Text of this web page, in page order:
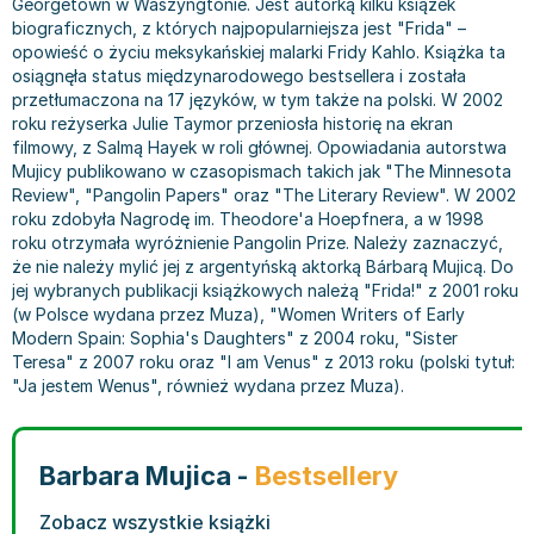
Bajki wiersze
Do kolorowania i naklejania
Kontrastowe obrazki
Kreatywne / Aktywizujące
Poznawanie świata
Podręczniki szkolne
Edukacja przedszkolna
Liceum, Technikum
Szkoła podstawowa
Szkoły wyższe
Szkoła zawodowa
Książki: finanse, księgowość, bankowość
Książki o gospodarce
Inne
Książki o marketingu
Książki o zarządzaniu
Historia - książki
Archeologia - książki
Historia Polski - książki
Historia świata - książki
II Wojna Światowa - książki
Książki militarne
Książki: Prawo
Inne
Książki: Prawo administracyjne
Książki: Prawo finansowe
Książki: Prawo karne
Książki: pamiętniki, dzienniki i listy
Wywiady, wspomnienia - książki
Komiksy
Komiksy dla dorosłych
Komiksy dla dzieci
Komiksy dla młodzieży
Komiksy obcojęzyczne
Fantastyka, horror - książki
Książki fantasy
Książki horrory
Science Fiction - książki
Książki kryminały
Książki z poezją, aforyzmami i dramaty
Książki dramaty
Tomiki poezji
Książki o sztuce
Liceum i technikum
Podręczniki do 1 klasy liceum i technikum
Podręczniki do 2 klasy liceum i technikum
Podręczniki do 3 klasy liceum i technikum
Podręczniki do klasy 4 liceum i technikum
Podręczniki do szkoły zawodowej
Podręczniki do 1 klasy szkoły zawodowej
Podręczniki do 2 klasy szkoły zawodowej
Podręczniki do 3 klasy szkoły zawodowej
Książki dla dzieci
Książki dla dzieci do 2 lat
Książki: bajki dla dzieci do 2 lat
Do kąpieli i zabawy
Kolorowanki i książki do naklejania do 2 lat
Obrazki kontrastowe dla niemowląt
Poznawanie świata dla dzieci do 2 lat - książki
Książki o sportowcach
Książki: Turystyka i podróże
Albumy krajoznawcze
Albumy krajoznawcze - Polska
Albumy krajoznawcze - Świat
Atlasy
Atlasy - Polska
Atlasy - świat
Globusy
Mapy
Mapy - Polska
Mapy - Świat
Przewodniki turystyczne
Przewodniki turystyczne - Polska
Książki: Zdrowie, rodzina, związki
Książki: Rodzina, związki
Julian Tuwim
Bracia Grimm
Stephen King
Tanya Valko
Lauren Kate
Jan Brzechwa
E. L. James
Virginia C. Andrews
Waldemar Łysiak
Monika Szwaja
Camilla Läckberg
Jan Kochanowski
Henning Mankell
Beata Pawlikowska
Diana Palmer
Bear Grylls
Georgetown w Waszyngtonie. Jest autorką kilku książek
biograficznych, z których najpopularniejsza jest "Frida" –
opowieść o życiu meksykańskiej malarki Fridy Kahlo. Książka ta
osiągnęła status międzynarodowego bestsellera i została
przetłumaczona na 17 języków, w tym także na polski. W 2002
roku reżyserka Julie Taymor przeniosła historię na ekran
filmowy, z Salmą Hayek w roli głównej. Opowiadania autorstwa
Mujicy publikowano w czasopismach takich jak "The Minnesota
Review", "Pangolin Papers" oraz "The Literary Review". W 2002
roku zdobyła Nagrodę im. Theodore'a Hoepfnera, a w 1998
roku otrzymała wyróżnienie Pangolin Prize. Należy zaznaczyć,
że nie należy mylić jej z argentyńską aktorką Bárbarą Mujicą. Do
jej wybranych publikacji książkowych należą "Frida!" z 2001 roku
(w Polsce wydana przez Muza), "Women Writers of Early
Modern Spain: Sophia's Daughters" z 2004 roku, "Sister
Teresa" z 2007 roku oraz "I am Venus" z 2013 roku (polski tytuł:
"Ja jestem Wenus", również wydana przez Muza).
Barbara Mujica - Bestsellery
Zobacz wszystkie książki